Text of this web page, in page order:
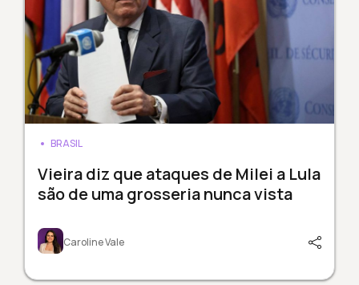
BRASIL
Vieira diz que ataques de Milei a Lula
são de uma grosseria nunca vista
Caroline Vale